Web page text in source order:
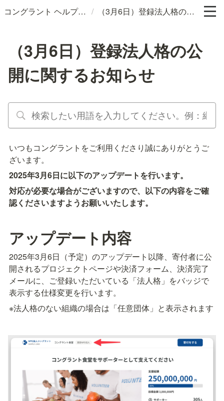
コングラント ヘルプサイト / （3月6日）登録法人格の公開に関するお知らせ
（3月6日）登録法人格の公
開に関するお知らせ
いつもコングラントをご利用くださり誠にありがとうご
ざいます。
2025年3月6日に以下のアップデートを行います。
対応が必要な場合がございますので、以下の内容をご確
認くださいますようお願いいたします。
アップデート内容
2025年3月6日（予定）のアップデート以降、寄付者に公
開されるプロジェクトページや決済フォーム、決済完了
メールに、ご登録いただいている「法人格」をバッジで
表示する仕様変更を行います。
※法人格のない組織の場合は「任意団体」と表示されます